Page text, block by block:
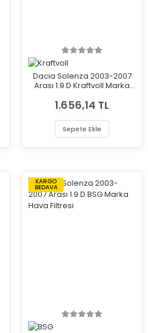
Dacia Solenza 2003-2007
Arası 1.9 D Kraftvoll Marka
1.656,14 TL
Sepete Ekle
KARGO
BEDAVA